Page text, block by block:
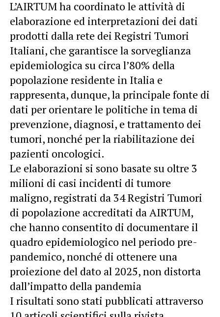
L’AIRTUM ha coordinato le attività di
elaborazione ed interpretazioni dei dati
prodotti dalla rete dei Registri Tumori
Italiani, che garantisce la sorveglianza
epidemiologica su circa l’80% della
popolazione residente in Italia e
rappresenta, dunque, la principale fonte di
dati per orientare le politiche in tema di
prevenzione, diagnosi, e trattamento dei
tumori, nonché per la riabilitazione dei
pazienti oncologici.
Le elaborazioni si sono basate su oltre 3
milioni di casi incidenti di tumore
maligno, registrati da 34 Registri Tumori
di popolazione accreditati da AIRTUM,
che hanno consentito di documentare il
quadro epidemiologico nel periodo pre-
pandemico, nonché di ottenere una
proiezione del dato al 2025, non distorta
dall’impatto della pandemia
I risultati sono stati pubblicati attraverso